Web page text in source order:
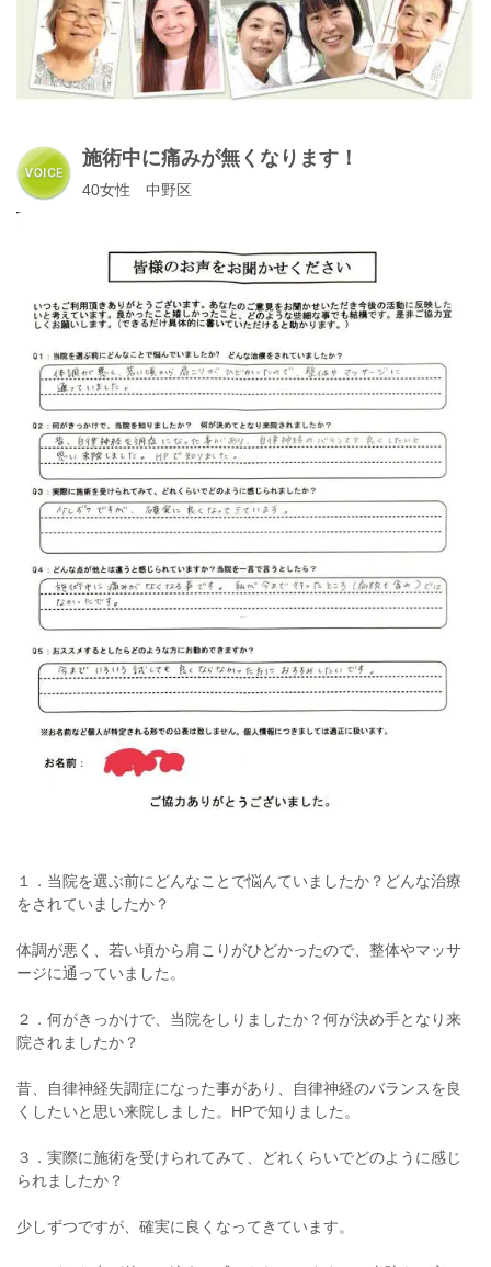
施術中に痛みが無くなります！
40女性 中野区
１．当院を選ぶ前にどんなことで悩んていましたか？どんな治療
をされていましたか？
体調が悪く、若い頃から肩こりがひどかったので、整体やマッサ
ージに通っていました。
２．何がきっかけで、当院をしりましたか？何が決め手となり来
院されましたか？
昔、自律神経失調症になった事があり、自律神経のバランスを良
くしたいと思い来院しました。HPで知りました。
３．実際に施術を受けられてみて、どれくらいでどのように感じ
られましたか？
少しずつですが、確実に良くなってきています。